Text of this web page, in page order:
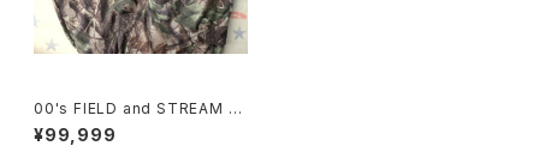
00's FIELD and STREAM ny
lon camouflage cargo Pant
s
¥99,999